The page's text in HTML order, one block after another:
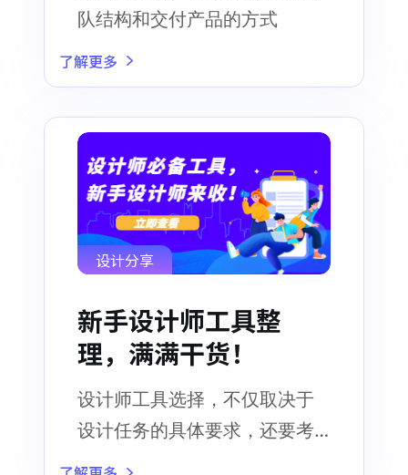
队结构和交付产品的方式
了解更多
设计分享
新手设计师工具整
理，满满干货！
设计师工具选择，不仅取决于
设计任务的具体要求，还要考
虑设计师的工作风格和习惯